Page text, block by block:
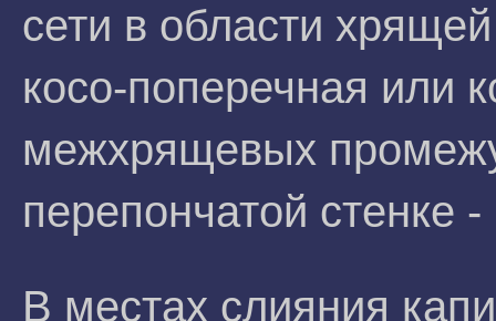
сети в области
косо-поперечная или
межхрящевых
перепончатой стенке
В местах слияния